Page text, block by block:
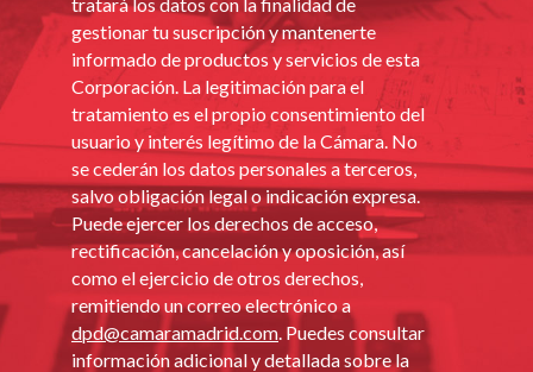
gestionar tu suscripción y mantenerte
informado de productos y servicios de esta
Corporación. La legitimación para el
tratamiento es el propio consentimiento del
usuario y interés legítimo de la Cámara. No
se cederán los datos personales a terceros,
salvo obligación legal o indicación expresa.
Puede ejercer los derechos de acceso,
rectificación, cancelación y oposición, así
como el ejercicio de otros derechos,
remitiendo un correo electrónico a
dpd@camaramadrid.com . Puedes consultar
información adicional y detallada sobre la